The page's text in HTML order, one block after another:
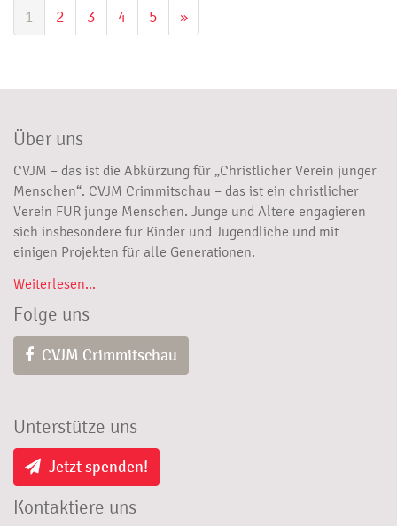
1 2 3 4 5 »
Über uns
CVJM – das ist die Abkürzung für „Christlicher Verein junger
Menschen“. CVJM Crimmitschau – das ist ein christlicher
Verein FÜR junge Menschen. Junge und Ältere engagieren
sich insbesondere für Kinder und Jugendliche und mit
einigen Projekten für alle Generationen.
Weiterlesen...
Folge uns
CVJM Crimmitschau
Unterstütze uns
Jetzt spenden!
Kontaktiere uns